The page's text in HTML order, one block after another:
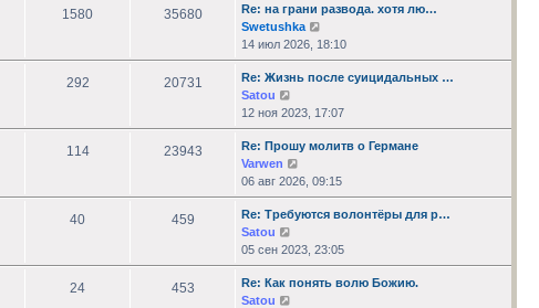
сообщению
1580 35680
Re: на грани развода. хотя лю…
Swetushka
к
последнему
сообщению
14 июл 2026, 18:10
292 20731
Re: Жизнь после суицидальных …
Satou
к
последнему
сообщению
12 ноя 2023, 17:07
114 23943
Re: Прошу молитв о Германе
Varwen
к
последнему
сообщению
06 авг 2026, 09:15
40 459
Re: Требуются волонтёры для р…
Satou
к
последнему
сообщению
05 сен 2023, 23:05
24 453
Re: Как понять волю Божию.
Satou